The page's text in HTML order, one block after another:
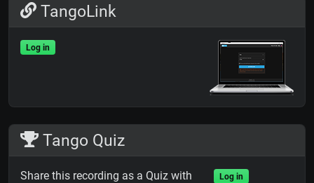
TangoLink
Log in
Tango Quiz
Share this recording as a Quiz with
Log in